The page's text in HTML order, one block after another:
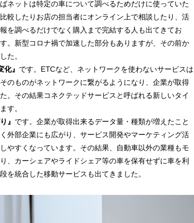
ネットは特定の車について調べるためだけに使っていた
較したりお店の担当者にオンライン上で相談したり、活
を調べるだけでなく購入まで完結する人も出てきてお
。新型コロナ禍で加速した部分もありますが、その前か
た。
化』 です。ETCなど、ネットワークを使わないサービスは
のものがネットワークに繋がるようになり、企業が取得
。その結果コネクテッドサービスと呼ばれる新しいタイ
す。
』 です。企業が取得出来るデータ量・種類が増えたこと
外部企業にも広がり、サービス開発やマーケティング活
やすくなっています。その結果、自動車以外の業種もモ
、カーシェアやライドシェア等の車を保有せずに車を利
を統合した移動サービスも出てきました。